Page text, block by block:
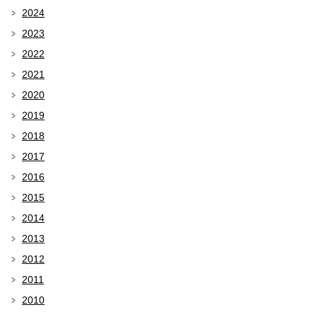
2024
2023
2022
2021
2020
2019
2018
2017
2016
2015
2014
2013
2012
2011
2010